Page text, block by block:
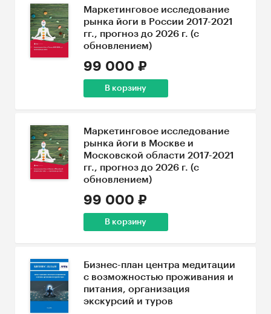
Маркетинговое исследование
рынка йоги в России 2017-2021
гг., прогноз до 2026 г. (с
обновлением)
99 000 ₽
В корзину
Маркетинговое исследование
рынка йоги в Москве и
Московской области 2017-2021
гг., прогноз до 2026 г. (с
обновлением)
99 000 ₽
В корзину
Бизнес-план центра медитации
с возможностью проживания и
питания, организация
экскурсий и туров